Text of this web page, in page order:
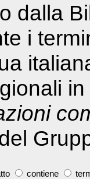
dalla
i
contiene